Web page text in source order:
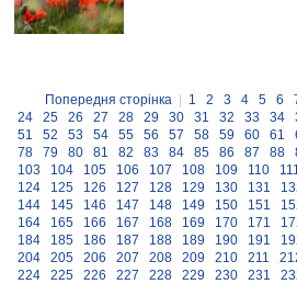
Попередня сторінка 1 2 3 4 5 6
24
25 26 27 28 29 30 31 32 33 34
51
52 53 54 55 56 57 58 59 60 61
78
79 80 81 82 83 84 85 86 87 88
103
104 105 106 107 108 109 110
124
125 126 127 128 129 130 131
144
145 146 147 148 149 150 151
164
165 166 167 168 169 170 171
184
185 186 187 188 189 190 191
204
205 206 207 208 209 210 211
224
225 226 227 228 229 230 231